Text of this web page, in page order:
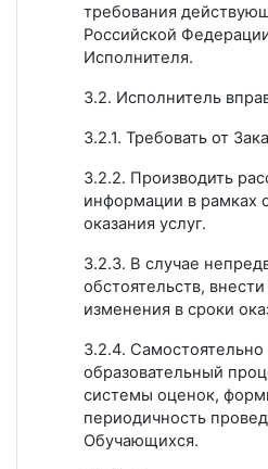
требования
Российской
Исполнителя.
3.2. Исполнитель
3.2.1. Требовать от
3.2.2. Производить
информации в рамках
оказания услуг.
3.2.3. В случае
обстоятельств,
изменения в сроки
3.2.4.
образовательный
системы оценок,
периодичность
Обучающихся.